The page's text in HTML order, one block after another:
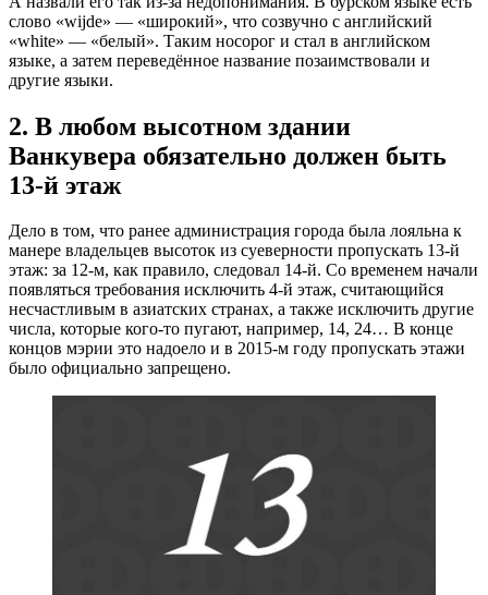
слово «wijde» — «широкий», что созвучно с английский
«white» — «белый». Таким носорог и стал в английском
языке, а затем переведённое название позаимствовали и
другие языки.
2. В любом высотном здании
Ванкувера обязательно должен быть
13-й этаж
Дело в том, что ранее администрация города была лояльна к
манере владельцев высоток из суеверности пропускать 13-й
этаж: за 12-м, как правило, следовал 14-й. Со временем начали
появляться требования исключить 4-й этаж, считающийся
несчастливым в азиатских странах, а также исключить другие
числа, которые кого-то пугают, например, 14, 24… В конце
концов мэрии это надоело и в 2015-м году пропускать этажи
было официально запрещено.